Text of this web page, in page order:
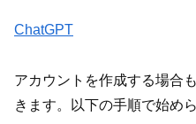
ChatGPT
アカウントを作成する場合
きます。以下の手順で始めら